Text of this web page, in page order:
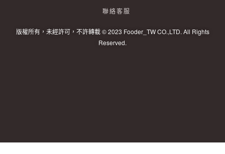
聯絡客服
版權所有，未經許可，不許轉載 © 2023 Fooder_TW CO.,LTD. All Rights
Reserved.